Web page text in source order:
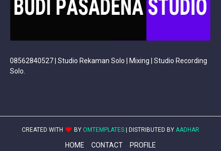
08562840527 | Studio Rekaman Solo | Mixing | Studio Recording
Solo.
CREATED WITH BY OMTEMPLATES | DISTRIBUTED BY AADHAR
HOME CONTACT PROFILE